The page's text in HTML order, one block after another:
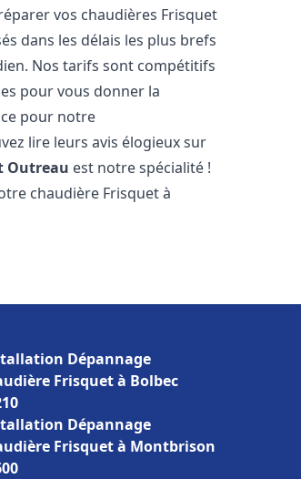
vos chaudières Frisquet
dans les délais les plus brefs
Nos tarifs sont compétitifs
pour vous donner la
pour notre
lire leurs avis élogieux sur
Outreau est notre spécialité !
chaudière Frisquet à
Dépannage
Frisquet à Bolbec
Dépannage
Frisquet à Montbrison